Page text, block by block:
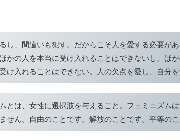
し、間違いも犯す。だからこそ人を愛する必要が
かの人を本当に受け入れることはできないし、ほか
け入れることはできない。人の欠点を愛し、自分
とは、女性に選択肢を与えること。フェミニズム
せん。自由のことです。解放のことです。平等の